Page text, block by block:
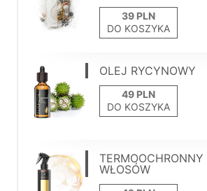
DO KOSZYKA
OLEJ RYCYNOWY
DO KOSZYKA
TERMOOCHRONNY
WŁOSÓW